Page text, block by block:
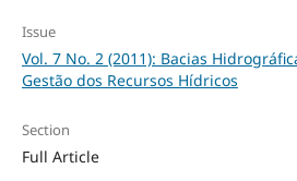
Issue
Vol. 7 No. 2 (2011): Bacias
Gestão dos Recursos Hídricos
Section
Full Article